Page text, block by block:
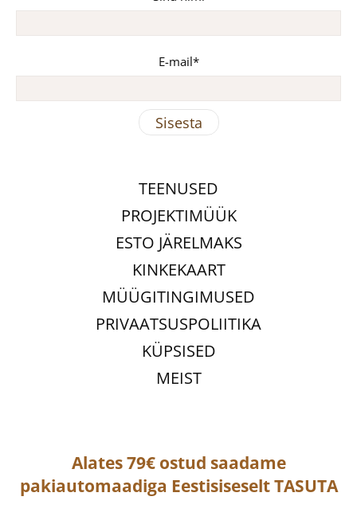
E-mail
TEENUSED
PROJEKTIMÜÜK
ESTO JÄRELMAKS
KINKEKAART
MÜÜGITINGIMUSED
PRIVAATSUSPOLIITIKA
KÜPSISED
MEIST
Alates 79€ ostud saadame
pakiautomaadiga EestisiseseltTASUTA